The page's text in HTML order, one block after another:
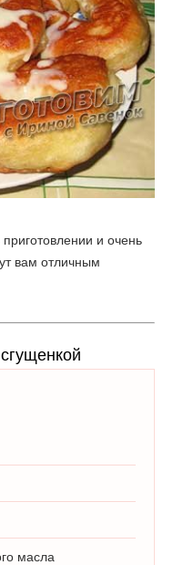
и очень
вам отличным
масла